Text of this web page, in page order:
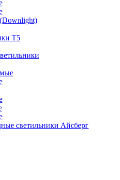
Т5
светильники Айсберг